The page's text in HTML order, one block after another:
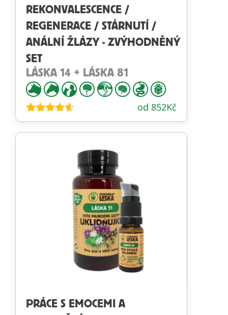
REKONVALESCENCE /
REGENERACE / STÁRNUTÍ /
ANÁLNÍ ŽLÁZY - ZVÝHODNĚNÝ
SET
LÁSKA 14 + LÁSKA 81
Hodnocení
od 852Kč
PRÁCE S EMOCEMI A